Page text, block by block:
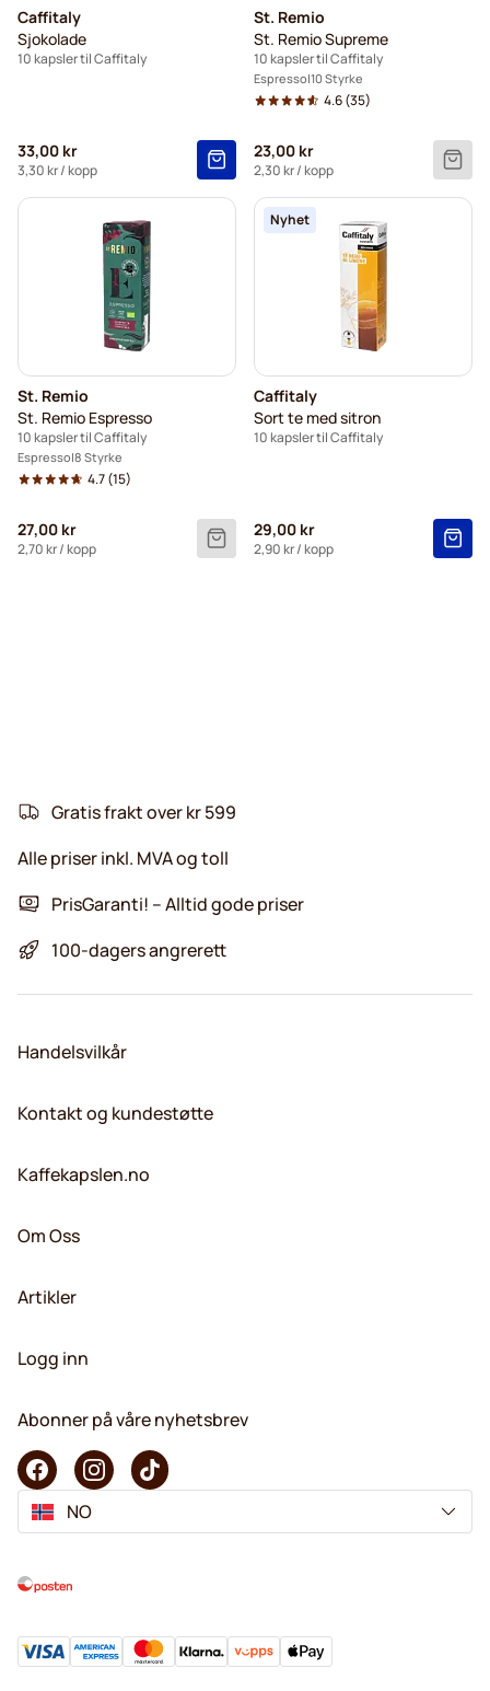
Caffitaly
Sjokolade
10 kapsler til Caffitaly
33,00 kr
3,30 kr/ kopp
St. Remio
St. Remio Supreme
10 kapsler til Caffitaly
Espresso 10 Styrke
4.6(35)
23,00 kr
2,30 kr/ kopp
St. Remio
St. Remio Espresso
10 kapsler til Caffitaly
Espresso 8 Styrke
4.7(15)
27,00 kr
2,70 kr/ kopp
Nyhet
Caffitaly
Sort te med sitron
10 kapsler til Caffitaly
29,00 kr
2,90 kr/ kopp
Gratis frakt over kr 599
Alle priser inkl. MVA og toll
PrisGaranti! – Alltid gode priser
100-dagers angrerett
Handelsvilkår
Kontakt og kundestøtte
Kaffekapslen.no
Om Oss
Artikler
Logg inn
Abonner på våre nyhetsbrev
NO